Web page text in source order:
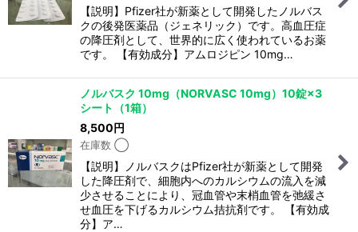
【説明】Pfizer社が新薬として開発したノルバス
クの後発医薬品（ジェネリック）です。高血圧症
の降圧剤として、世界的に広く使われているお薬
です。 【有効成分】アムロジピン 10mg…
ノルバスク 10mg（NORVASC 10mg）10錠×3
シート（1箱）
8,500円
在庫数 ◯
【説明】ノルバスクはPfizer社が新薬として開発
した降圧剤で、細胞内へのカルシウムの流入を減
少させることにより、冠血管や末梢血管を弛緩さ
せ血圧を下げるカルシウム拮抗剤です。 【有効成
分】ア…